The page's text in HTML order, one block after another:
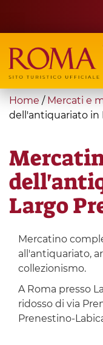
main
content
Search
form
Recherche
You
are
Home / Mercati e
dell'antiquariato in
Largo
Mercatino
all'antiquariato,
collezionismo.
A Roma presso
ridosso di via
Prenestino-